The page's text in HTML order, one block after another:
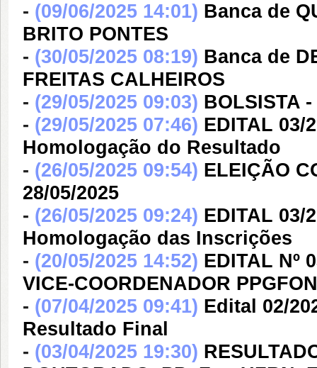
- (09/06/2025 14:01) Banca de
BRITO PONTES
- (30/05/2025 08:19) Banca de
FREITAS CALHEIROS
- (29/05/2025 09:03) BOLSISTA
- (29/05/2025 07:46) EDITAL 03/
Homologação do Resultado
- (26/05/2025 09:54) ELEIÇÃO
28/05/2025
- (26/05/2025 09:24) EDITAL 03/
Homologação das Inscrições
- (20/05/2025 14:52) EDITAL Nº
VICE-COORDENADOR
- (07/04/2025 09:41) Edital 02/
Resultado Final
- (03/04/2025 19:30)